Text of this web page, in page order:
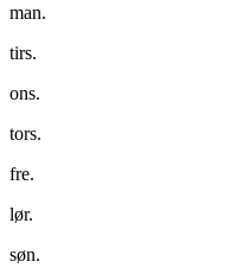
man.
tirs.
ons.
tors.
fre.
lør.
søn.